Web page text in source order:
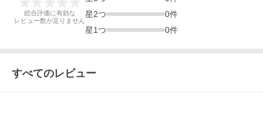
総合評価に有効な
レビュー数が足りません
星2つ 0件
星1つ 0件
すべてのレビュー